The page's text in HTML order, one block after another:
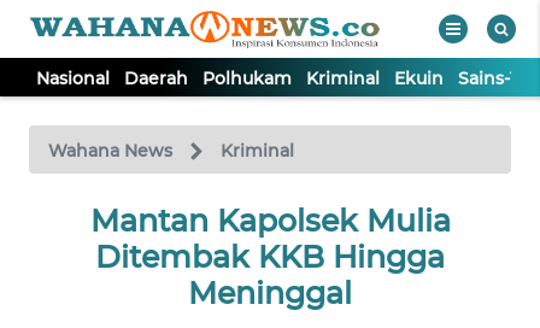
Nasional Daerah Polhukam Kriminal Ekuin Sains-
Wahana News Kriminal
Mantan Kapolsek Mulia
Ditembak KKB Hingga
Meninggal
TV
Tutup
NASIONAL